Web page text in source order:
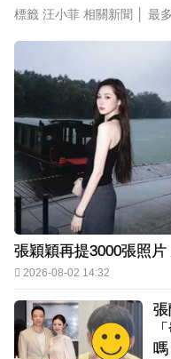
標籤 汪小菲 相關新聞 │ 最
張穎穎再提3000張照片
2026-08-02 14:32
嗎